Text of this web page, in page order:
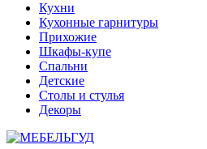
Кухни
Кухонные гарнитуры
Прихожие
Шкафы-купе
Спальни
Детские
Столы и стулья
Декоры